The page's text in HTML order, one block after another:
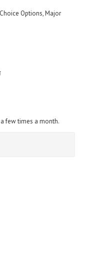
Options, Major
few times a month.